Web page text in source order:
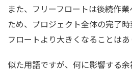
また、フリーフロートは後続作
ため、プロジェクト全体の完了
フロートより大きくなることはあ
似た用語ですが、何に影響する